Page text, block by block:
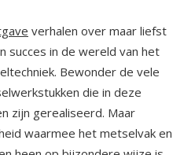
verhalen over maar liefst
succes in de wereld van het
Bewonder de vele
die in deze
zijn gerealiseerd. Maar
waarmee het metselvak en